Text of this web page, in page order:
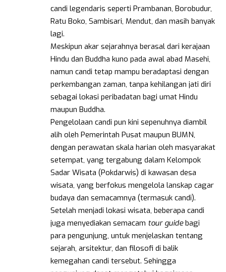
candi legendaris seperti Prambanan, Borobudur,
Ratu Boko, Sambisari, Mendut, dan masih banyak
lagi.
Meskipun akar sejarahnya berasal dari kerajaan
Hindu dan Buddha kuno pada awal abad Masehi,
namun candi tetap mampu beradaptasi dengan
perkembangan zaman, tanpa kehilangan jati diri
sebagai lokasi peribadatan bagi umat Hindu
maupun Buddha.
Pengelolaan candi pun kini sepenuhnya diambil
alih oleh Pemerintah Pusat maupun BUMN,
dengan perawatan skala harian oleh masyarakat
setempat, yang tergabung dalam Kelompok
Sadar Wisata (Pokdarwis) di kawasan desa
wisata, yang berfokus mengelola lanskap cagar
budaya dan semacamnya (termasuk candi).
Setelah menjadi lokasi wisata, beberapa candi
juga menyediakan semacam tour guidebagi
para pengunjung, untuk menjelaskan tentang
sejarah, arsitektur, dan filosofi di balik
kemegahan candi tersebut. Sehingga